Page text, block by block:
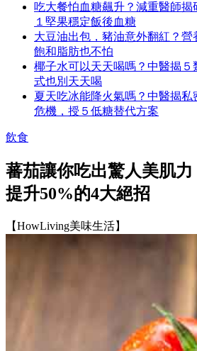
吃大餐怕血糖飆升？減重醫師揭
１堅果穩定飯後血糖
大豆油出包，豬油意外翻紅？營
飽和脂肪也不怕
椰子水可以天天喝嗎？中醫揭５
式也別天天喝
夏天吃冰能降火氣嗎？中醫揭
危機，授５低糖替代方案
飲食
蕃茄讓你吃出驚人美肌
提升50%的4大絕招
【HowLiving美味生活】